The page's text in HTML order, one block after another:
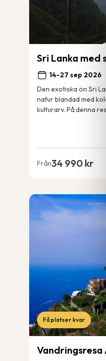
Sri Lanka med
14-27 sep 2026
Den exotiska ön Sri
natur blandad med
kulturarv. På denna
grönklädda bergen i
Från34 990 kr
Få platser kvar